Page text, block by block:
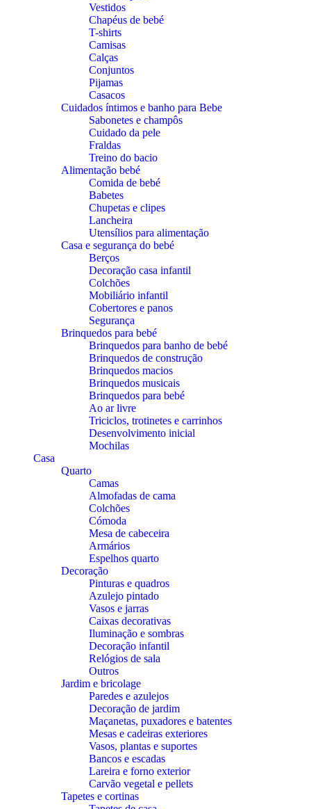
Vestidos
Chapéus de bebé
T-shirts
Camisas
Calças
Conjuntos
Pijamas
Casacos
Cuidados íntimos e banho para Bebe
Sabonetes e champôs
Cuidado da pele
Fraldas
Treino do bacio
Alimentação bebé
Comida de bebé
Babetes
Chupetas e clipes
Lancheira
Utensílios para alimentação
Casa e segurança do bebé
Berços
Decoração casa infantil
Colchões
Mobiliário infantil
Cobertores e panos
Segurança
Brinquedos para bebé
Brinquedos para banho de bebé
Brinquedos de construção
Brinquedos macios
Brinquedos musicais
Brinquedos para bebé
Ao ar livre
Triciclos, trotinetes e carrinhos
Desenvolvimento inicial
Mochilas
Casa
Quarto
Camas
Almofadas de cama
Colchões
Cómoda
Mesa de cabeceira
Armários
Espelhos quarto
Decoração
Pinturas e quadros
Azulejo pintado
Vasos e jarras
Caixas decorativas
Iluminação e sombras
Decoração infantil
Relógios de sala
Outros
Jardim e bricolage
Paredes e azulejos
Decoração de jardim
Maçanetas, puxadores e batentes
Mesas e cadeiras exteriores
Vasos, plantas e suportes
Bancos e escadas
Lareira e forno exterior
Carvão vegetal e pellets
Tapetes e cortinas